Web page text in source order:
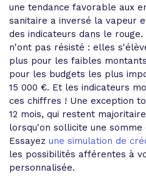
une tendance favorable aux
sanitaire a inversé la vapeur
des indicateurs dans le
n'ont pas résisté : elles
plus pour les faibles
pour les budgets les plus
15 000 €. Et les indicateurs
ces chiffres ! Une exception
12 mois, qui restent
lorsqu'on sollicite une somme
Essayez une simulation de
les possibilités afférentes à
personnalisée.